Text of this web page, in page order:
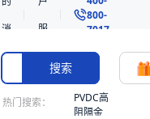
消
息
服
务
800-
7017
搜索
热门搜索：
PVDC高
阻隔金